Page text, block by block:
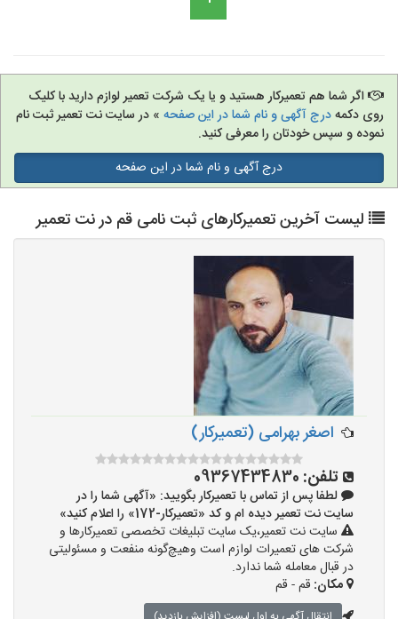
اگر شما هم تعمیرکار هستید و یا یک شرکت تعمیر لوازم دارید با کلیک
روی دکمهدرج آگهی و نام شما در این صفحه » در سایت نت تعمیر ثبت نام
نموده و سپس خودتان را معرفی کنید.
درج آگهی و نام شما در این صفحه
لیست آخرین تعمیرکارهای ثبت نامی قم در نت تعمیر
اصغر بهرامی (تعمیرکار)
تلفن: 09367434830
لطفا پس از تماس با تعمیرکار بگویید: «آگهی شما را در
سایت نت تعمیر دیده ام و کد «تعمیرکار-172» را اعلام کنید»
سایت نت تعمیر،یک سایت تبلیغات تخصصی تعمیرکارها و
شرکت های تعمیرات لوازم است وهیچ‌گونه منفعت و مسئولیتی
در قبال معامله شما ندارد.
مکان: قم - قم